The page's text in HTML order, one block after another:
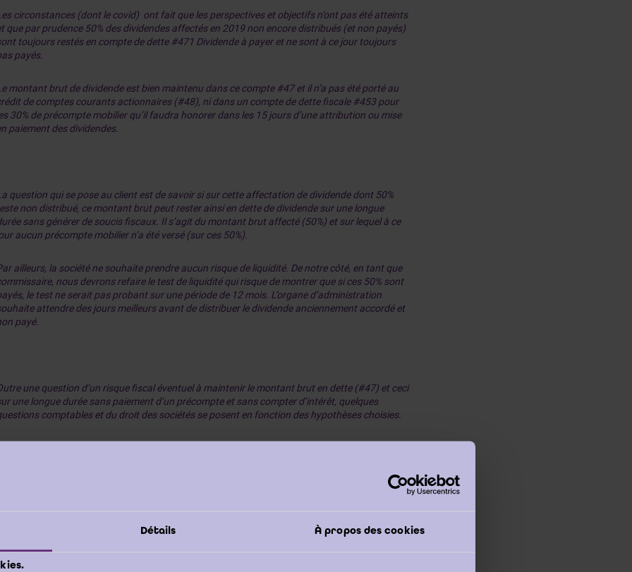
Détails À propos des cookies
circonstances (dont le covid) ont fait que les perspectives et objectifs n’ont pas été atteints
que par prudence 50% des dividendes affectés en 2019 non encore distribués (et non payés)
toujours restés en compte de dette #471 Dividende à payer et ne sont à ce jour toujours
payés.
montant brut de dividende est bien maintenu dans ce compte #47 et il n’a pas été porté au
de comptes courants actionnaires (#48), ni dans un compte de dette fiscale #453 pour
30% de précompte mobilier qu’il faudra honorer dans les 15 jours d’une attribution ou mise
paiement des dividendes.
question qui se pose au client est de savoir si sur cette affectation de dividende dont 50%
non distribué, ce montant brut peut rester ainsi en dette de dividende sur une longue
sans générer de soucis fiscaux. Il s’agit du montant brut affecté (50%) et sur lequel à ce
aucun précompte mobilier n’a été versé (sur ces 50%).
ailleurs, la société ne souhaite prendre aucun risque de liquidité. De notre côté, en tant que
nous devrons refaire le test de liquidité qui risque de montrer que si ces 50% sont
le test ne serait pas probant sur une période de 12 mois. L’organe d’administration
attendre des jours meilleurs avant de distribuer le dividende anciennement accordé et
payé.
une question d’un risque fiscal éventuel à maintenir le montant brut en dette (#47) et ceci
une longue durée sans paiement d’un précompte et sans compter d’intérêt, quelques
comptables et du droit des sociétés se posent en fonction des hypothèses choisies.
Si entre 2020 et ce jour, l’un ou l’autre actionnaire qui a droit à une quotité du
payer leur quotité et le précompte sans devoir le réaliser pour l’ensemble des